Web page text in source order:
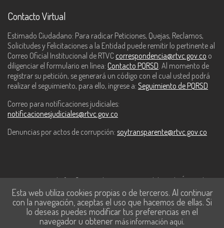
Contacto Virtual
Estimado Ciudadano: Para radicar Peticiones, Quejas, Reclamos,
Solicitudes y Felicitaciones a la Entidad puede remitir lo pertinente al
Correo Oficial Institucional de RTVC correspondencia@rtvc.gov.co o
diligenciar el formulario en línea: Contacto PQRSD . Al momento de
registrar su petición, se generará un código con el cual usted podrá
realizar el seguimiento, para ello, ingrese a: Seguimiento de PQRSD
Correo para notificaciones judiciales:
notificacionesjudiciales@rtvc.gov.co
Denuncias por actos de corrupción: soytransparente@rtvc.gov.co
Este contenido fue financiado con recursos del Fondo Único de
Tecnologías de la Información y las Comunicaciones de MinTic.
Esta web utiliza cookies propias o de terceros. Al continuar
con la navegación, aceptas el uso que hacemos de ellas. Si
lo deseas puedes modificar tus preferencias en el
navegador u obtener más información aquí.